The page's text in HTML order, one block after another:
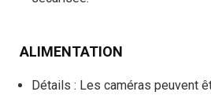
ALIMENTATION
Détails : Les caméras peuvent